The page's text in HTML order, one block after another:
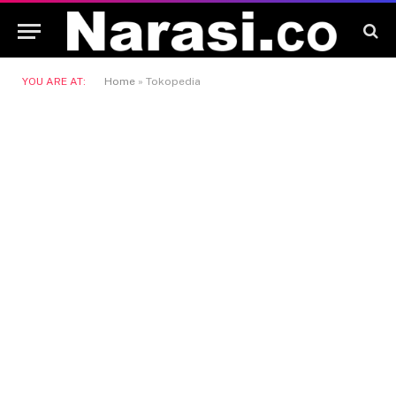
YOU ARE AT: Home » Tokopedia